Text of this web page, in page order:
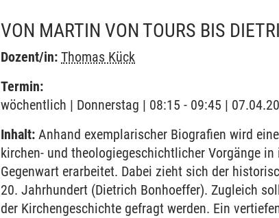
VON MARTIN VON TOURS BIS
Dozent/in: Thomas Kück
Termin:
wöchentlich | Donnerstag | 08:15 - 09:45 |
Inhalt: Anhand exemplarischer Biografien wird
kirchen- und theologiegeschichtlicher Vorgänge
Gegenwart erarbeitet. Dabei zieht sich der
20. Jahrhundert (Dietrich Bonhoeffer). Zugleich
der Kirchengeschichte gefragt werden. Ein